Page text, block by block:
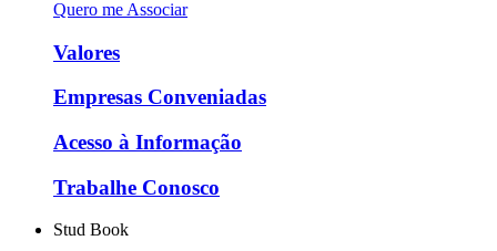
Quero me Associar
Valores
Empresas Conveniadas
Acesso à Informação
Trabalhe Conosco
Stud Book